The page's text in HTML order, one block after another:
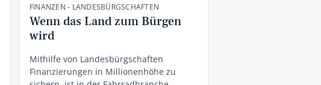
FINANZEN - LANDESBÜRGSCHAFTEN
Wenn das Land zum Bürgen
wird
Mithilfe von Landesbürgschaften
Finanzierungen in Millionenhöhe zu